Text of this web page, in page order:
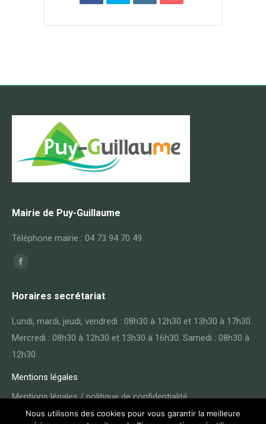
Mairie de Puy-Guillaume
Téléphone mairie : 04 73 94 70 49
Trouvez nous sur :
Facebook
opens
Horaires secrétariat
Lundi, mardi, jeudi, vendredi : 08h30 à 12h30 et 13h30 à 17h30.
Mercredi : 08h30 à 12h30 et 13h30 à 16h30. Samedi : 08h30 à
12h30
Mentions légales
Mentions légales / politique de confidentialité
Nous utilisons des cookies pour vous garantir la meilleure